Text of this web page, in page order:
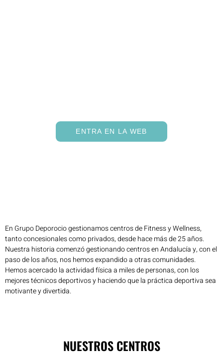
ENTRA EN LA WEB
En Grupo Deporocio gestionamos centros de Fitness y Wellness,
tanto concesionales como privados, desde hace más de 25 años.
Nuestra historia comenzó gestionando centros en Andalucía y, con el
paso de los años, nos hemos expandido a otras comunidades.
Hemos acercado la actividad física a miles de personas, con los
mejores técnicos deportivos y haciendo que la práctica deportiva sea
motivante y divertida.
NUESTROS CENTROS